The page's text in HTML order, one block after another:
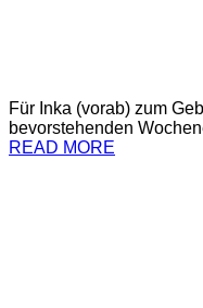
Für Inka (vorab) zum
bevorstehenden
READ MORE